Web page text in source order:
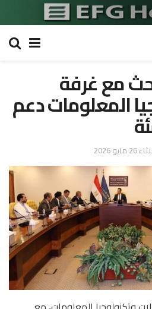
مع غرفة
المعلومات دعم
26 مايو 2026